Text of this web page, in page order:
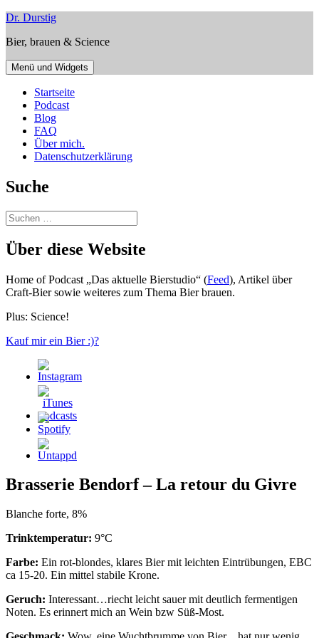
Zum
springen
Dr. Durstig
Bier, brauen & Science
Menü und Widgets
Startseite
Podcast
Blog
FAQ
Über mich.
Datenschutzerklärung
Suche
Suchen
nach:
Über diese Website
Home of Podcast „Das aktuelle Bierstudio“ (Feed), Artikel über
Craft-Bier sowie weiteres zum Thema Bier brauen.
Plus: Science!
Kauf mir ein Bier :)?
Brasserie Bendorf – La retour du Givre
Blanche forte, 8%
Trinktemperatur: 9°C
Farbe: Ein rot-blondes, klares Bier mit leichten Eintrübungen, EBC
ca 15-20. Ein mittel stabile Krone.
Geruch: Interessant…riecht leicht sauer mit deutlich fermentigen
Noten. Es erinnert mich an Wein bzw Süß-Most.